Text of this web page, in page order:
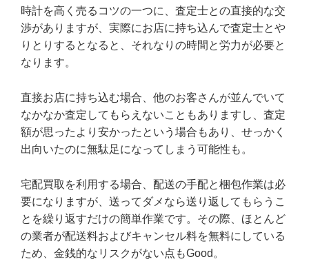
時計を高く売るコツの一つに、査定士との直接的な交
渉がありますが、実際にお店に持ち込んで査定士とや
りとりするとなると、それなりの時間と労力が必要と
なります。
直接お店に持ち込む場合、他のお客さんが並んでいて
なかなか査定してもらえないこともありますし、査定
額が思ったより安かったという場合もあり、せっかく
出向いたのに無駄足になってしまう可能性も。
宅配買取を利用する場合、配送の手配と梱包作業は必
要になりますが、送ってダメなら送り返してもらうこ
とを繰り返すだけの簡単作業です。その際、ほとんど
の業者が配送料およびキャンセル料を無料にしている
ため、金銭的なリスクがない点もGood。